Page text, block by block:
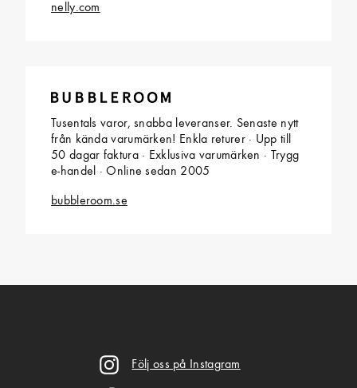
nelly.com
Tusentals varor, snabba leveranser. Senaste nytt
från kända varumärken! Enkla returer · Upp till
50 dagar faktura · Exklusiva varumärken · Trygg
e-handel · Online sedan 2005
bubbleroom.se
Följ oss på Instagram